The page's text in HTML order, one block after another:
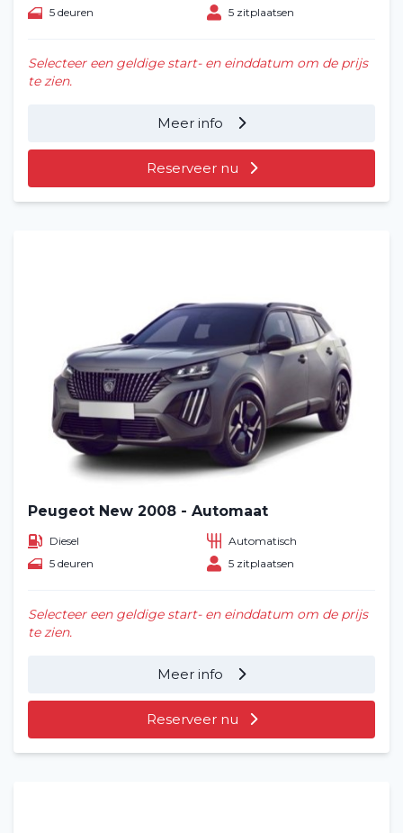
5 deuren
5 zitplaatsen
Selecteer een geldige start- en einddatum om de prijs
te zien.
Meer info
Reserveer nu
Peugeot New 2008 - Automaat
Diesel
Automatisch
5 deuren
5 zitplaatsen
Selecteer een geldige start- en einddatum om de prijs
te zien.
Meer info
Reserveer nu